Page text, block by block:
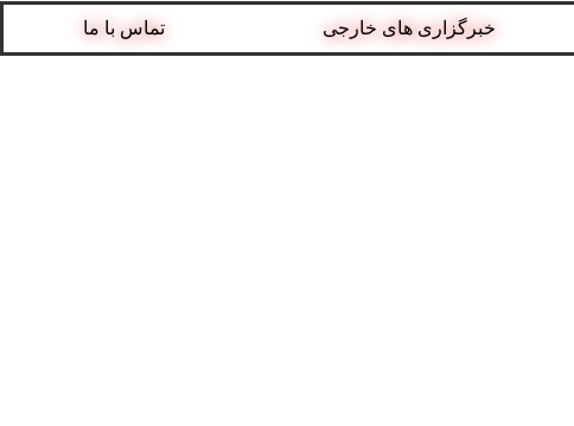
خبرگزاری های خارجی تماس با ما